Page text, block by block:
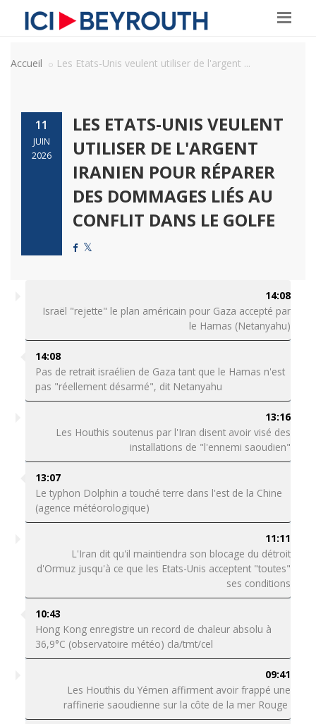
Accueil Les Etats-Unis veulent utiliser de l'argent ...
11
JUIN
2026
LES ETATS-UNIS VEULENT
UTILISER DE L'ARGENT
IRANIEN POUR RÉPARER
DES DOMMAGES LIÉS AU
CONFLIT DANS LE GOLFE
14:08
Israël "rejette" le plan américain pour Gaza accepté par
le Hamas (Netanyahu)
14:08
Pas de retrait israélien de Gaza tant que le Hamas n'est
pas "réellement désarmé", dit Netanyahu
13:16
Les Houthis soutenus par l'Iran disent avoir visé des
installations de "l'ennemi saoudien"
13:07
Le typhon Dolphin a touché terre dans l'est de la Chine
(agence météorologique)
11:11
L'Iran dit qu'il maintiendra son blocage du détroit
d'Ormuz jusqu'à ce que les Etats-Unis acceptent "toutes"
ses conditions
10:43
Hong Kong enregistre un record de chaleur absolu à
36,9°C (observatoire météo) cla/tmt/cel
09:41
Les Houthis du Yémen affirment avoir frappé une
raffinerie saoudienne sur la côte de la mer Rouge